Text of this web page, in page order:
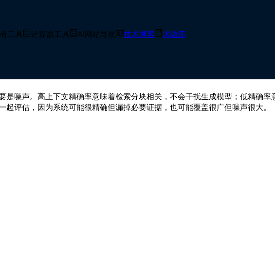
工具 计算器工具 AI网站导航 技术博客 术语库
）？
是噪声。高上下文精确率意味着检索分块相关，不会干扰生成模型；低精确率
评估，因为系统可能很精确但漏掉必要证据，也可能覆盖很广但噪声很大。